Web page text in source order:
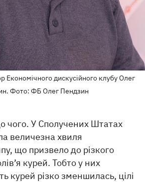
Економічного дискусійного клубу Олег
Фото: ФБ Олег Пендзин
чого. У Сполучених Штатах
величезна хвиля
що призвело до різкого
курей. Тобто у них
курей різко зменшилась, цілі